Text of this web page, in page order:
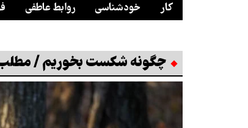
کار خودشناسی روابط عاطفی
چگونه شکست بخوریم /